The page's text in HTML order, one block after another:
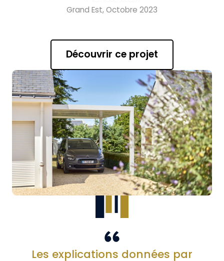
Grand Est, Octobre 2023
Découvrir ce projet
Les explications données par